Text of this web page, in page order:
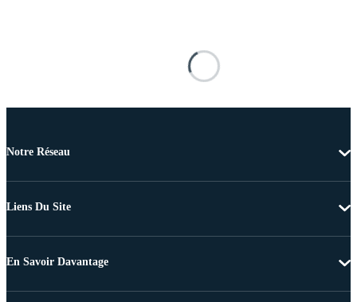
Notre Réseau
Liens Du Site
En Savoir Davantage